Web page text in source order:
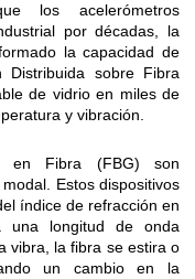
los acelerómetros
por décadas, la
la capacidad de
Distribuida sobre Fibra
de vidrio en miles de
y vibración.
Fibra (FBG) son
Estos dispositivos
índice de refracción en
longitud de onda
vibra, la fibra se estira o
un cambio en la